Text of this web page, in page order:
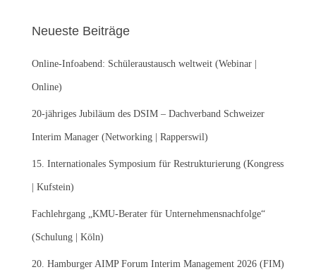
n
a
c
:
Neueste Beiträge
Online-Infoabend: Schüleraustausch weltweit (Webinar |
Online)
20-jähriges Jubiläum des DSIM – Dachverband Schweizer
Interim Manager (Networking | Rapperswil)
15. Internationales Symposium für Restrukturierung (Kongress
| Kufstein)
Fachlehrgang „KMU-Berater für Unternehmensnachfolge“
(Schulung | Köln)
20. Hamburger AIMP Forum Interim Management 2026 (FIM)